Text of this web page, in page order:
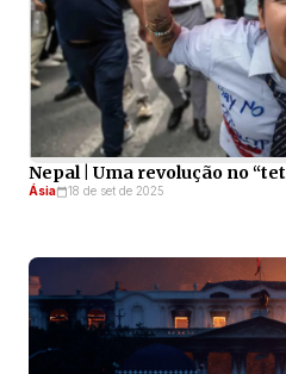
Nepal | Uma revolução no
Ásia 18 de set de 2025